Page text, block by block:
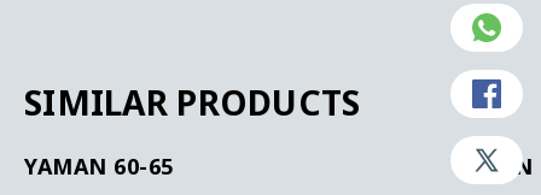
SIMILAR PRODUCTS
YAMAN 60-65 YAMAN